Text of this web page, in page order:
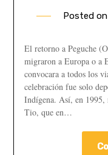
Posted on
El retorno a Peguche
migraron a Europa o a
convocara a todos los
celebración fue solo
Indígena. Así, en 1995,
Tio, que en…